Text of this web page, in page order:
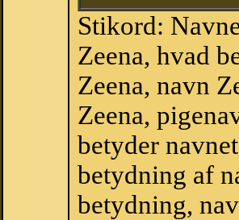
Stikord:
Zeena, hvad
Zeena, navn
Zeena,
betyder
betydning af
betydning,